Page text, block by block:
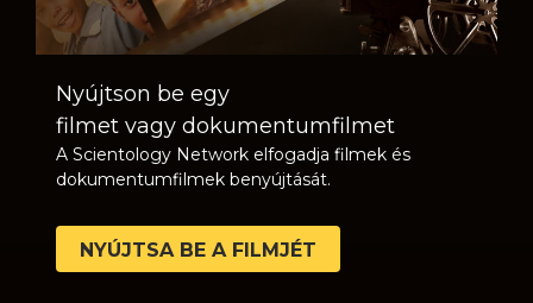
Nyújtson be egy
filmet vagy dokumentumfilmet
A Scientology Network elfogadja filmek és
dokumentumfilmek benyújtását.
NYÚJTSA BE A FILMJÉT